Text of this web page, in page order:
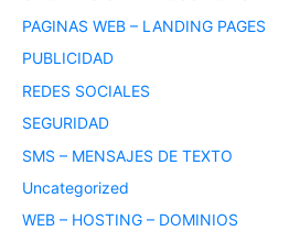
PAGINAS WEB – LANDING PAGES
PUBLICIDAD
REDES SOCIALES
SEGURIDAD
SMS – MENSAJES DE TEXTO
Uncategorized
WEB – HOSTING – DOMINIOS